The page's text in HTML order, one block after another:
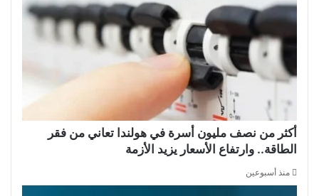
أكثر من نصف مليون أسرة في هولندا تعاني من فقر
الطاقة.. وارتفاع الأسعار يزيد الأزمة
منذ أسبوعين